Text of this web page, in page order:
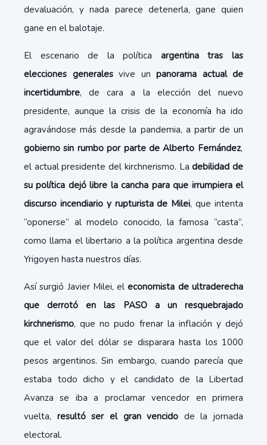
devaluación, y nada parece detenerla, gane quien
gane en el balotaje.
El escenario de la política argentina tras las
elecciones generalesvive un panorama actual de
incertidumbre, de cara a la elección del nuevo
presidente, aunque la crisis de la economía ha ido
agravándose más desde la pandemia, a partir de un
gobierno sin rumbo por parte de Alberto Fernández,
el actual presidente del kirchnerismo. Ladebilidad de
su política dejó libre la cancha para que irrumpiera el
discurso incendiario y rupturista de Milei, que intenta
“oponerse” al modelo conocido, la famosa “casta”,
como llama el libertario a la política argentina desde
Yrigoyen hasta nuestros días.
Así surgió Javier Milei, eleconomista de ultraderecha
que derrotó en las PASO a un resquebrajado
kirchnerismo, que no pudo frenar la inflación y dejó
que el valor del dólar se disparara hasta los 1000
pesos argentinos. Sin embargo, cuando parecía que
estaba todo dicho y el candidato de la Libertad
Avanza se iba a proclamar vencedor en primera
vuelta, resultó ser el gran vencido de la jornada
electoral.